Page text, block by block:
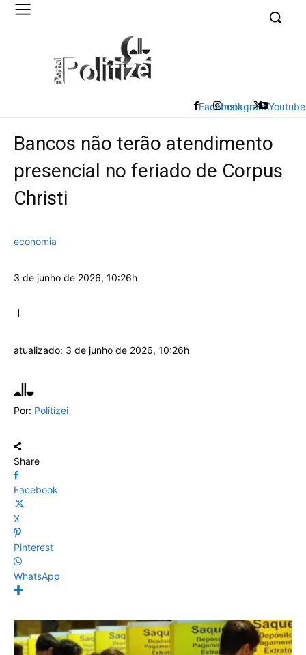
FacebookInstagramXYoutube
Bancos não terão atendimento
presencial no feriado de Corpus
Christi
economia
3 de junho de 2026, 10:26h
atualizado: 3 de junho de 2026, 10:26h
Por: Politizei
Share
Facebook
X
Pinterest
WhatsApp